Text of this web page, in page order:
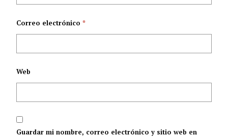
Correo electrónico*
Web
Guardar mi nombre, correo electrónico y sitio web en